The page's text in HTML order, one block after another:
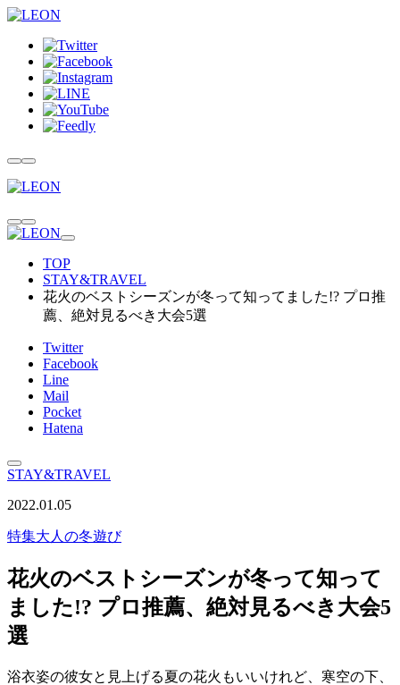
TOP
STAY&TRAVEL
花火のベストシーズンが冬って知ってました!? プロ推
薦、絶対見るべき大会5選
Twitter
Facebook
Line
Mail
Pocket
Hatena
STAY&TRAVEL
2022.01.05
特集大人の冬遊び
花火のベストシーズンが冬って知って
ました!? プロ推薦、絶対見るべき大会5
選
浴衣姿の彼女と見上げる夏の花火もいいけれど、寒空の下、